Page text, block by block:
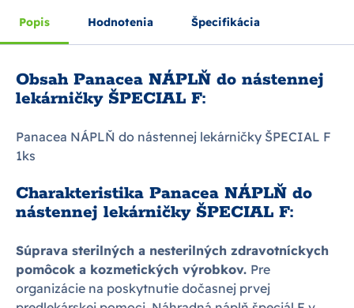
Popis Hodnotenia Špecifikácia
Obsah Panacea NÁPLŇ do nástennej
lekárničky ŠPECIAL F:
Panacea NÁPLŇ do nástennej lekárničky ŠPECIAL F
1ks
Charakteristika Panacea NÁPLŇ do
nástennej lekárničky ŠPECIAL F:
Súprava sterilných a nesterilných zdravotníckych
pomôcok a kozmetických výrobkov. Pre
organizácie na poskytnutie dočasnej prvej